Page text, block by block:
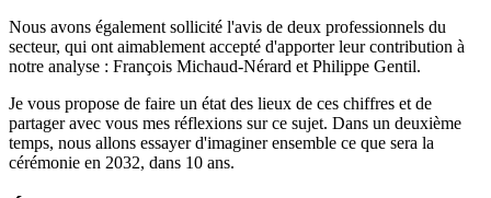
Nous avons également sollicité l'avis de deux professionnels du
secteur, qui ont aimablement accepté d'apporter leur contribution à
notre analyse : François Michaud-Nérard et Philippe Gentil.
Je vous propose de faire un état des lieux de ces chiffres et de
partager avec vous mes réflexions sur ce sujet. Dans un deuxième
temps, nous allons essayer d'imaginer ensemble ce que sera la
cérémonie en 2032, dans 10 ans.